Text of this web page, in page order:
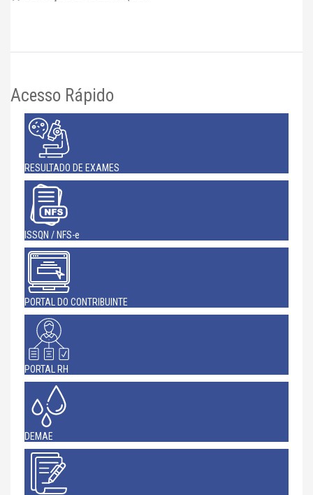
Acesso Rápido
RESULTADO DE EXAMES
ISSQN / NFS-e
PORTAL DO CONTRIBUINTE
PORTAL RH
DEMAE